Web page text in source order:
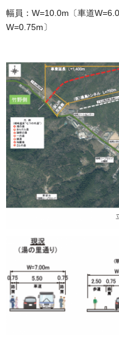
幅員：W=10.0m〔車道
W=0.75m〕